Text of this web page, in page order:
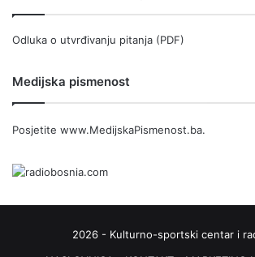
Odluka o utvrđivanju pitanja (PDF)
Medijska pismenost
Posjetite www.MedijskaPismenost.ba.
2026 - Kulturno-sportski centar i